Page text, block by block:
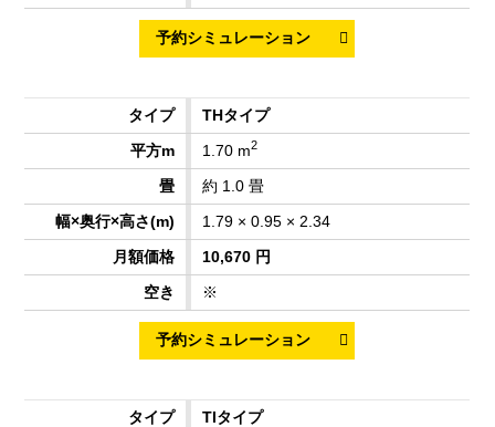
THタイプ
1.70 m2
約 1.0 畳
1.79 × 0.95 × 2.34
10,670 円
※
TIタイプ